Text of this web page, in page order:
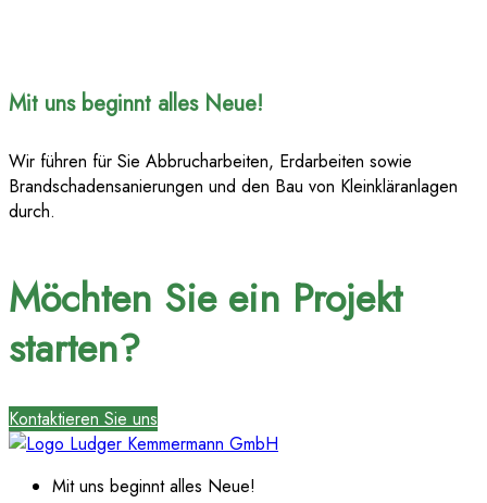
Mit uns beginnt alles Neue!
Wir führen für Sie Abbrucharbeiten, Erdarbeiten sowie
Brandschadensanierungen und den Bau von Kleinkläranlagen
durch.
Möchten Sie ein Projekt
starten?
Kontaktieren Sie uns
Mit uns beginnt alles Neue!